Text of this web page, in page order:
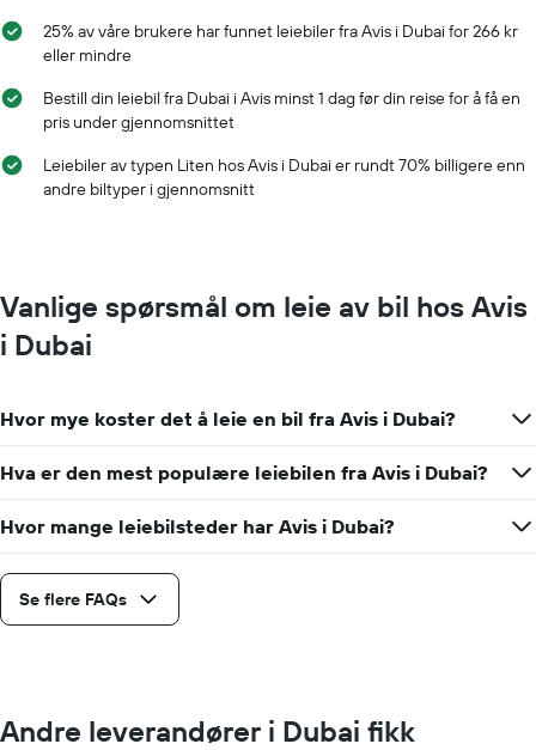
viser
gjennomsnittsprisen
leiebil
for
dag
25% av våre brukere har funnet leiebiler fra Avis i Dubai for 266 kr
eller mindre
Bestill din leiebil fra Dubai i Avis minst 1 dag før din reise for å få en
pris under gjennomsnittet
Leiebiler av typen Liten hos Avis i Dubai er rundt 70% billigere enn
andre biltyper i gjennomsnitt
Vanlige spørsmål om leie av bil hos Avis
i Dubai
Hvor mye koster det å leie en bil fra Avis i Dubai?
Hva er den mest populære leiebilen fra Avis i Dubai?
Hvor mange leiebilsteder har Avis i Dubai?
Se flere FAQs
Andre leverandører i Dubai fikk